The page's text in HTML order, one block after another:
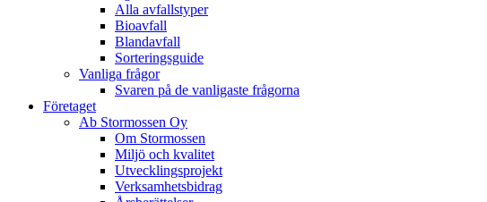
Alla avfallstyper
Bioavfall
Blandavfall
Sorteringsguide
Vanliga frågor
Svaren på de vanligaste frågorna
Företaget
Ab Stormossen Oy
Om Stormossen
Miljö och kvalitet
Utvecklingsprojekt
Verksamhetsbidrag